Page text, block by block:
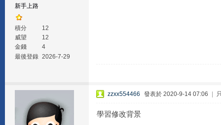
新手上路
積分
12
威望
12
金錢
4
最後登錄 2026-7-29
zzxx554466 發表於 2020-9-14 07:06
學習修改背景